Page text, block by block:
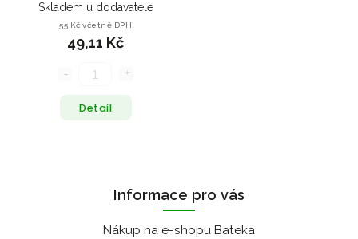
Skladem u dodavatele
55 Kč včetně DPH
49,11 Kč
Detail
Informace pro vás
Nákup na e-shopu Bateka